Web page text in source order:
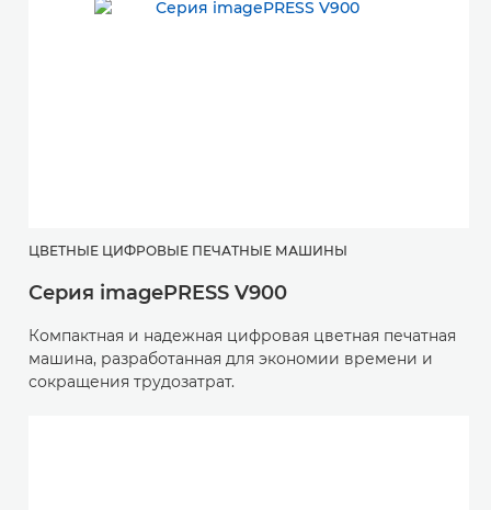
ЦВЕТНЫЕ ЦИФРОВЫЕ ПЕЧАТНЫЕ МАШИНЫ
Серия imagePRESS V900
Компактная и надежная цифровая цветная печатная
машина, разработанная для экономии времени и
сокращения трудозатрат.